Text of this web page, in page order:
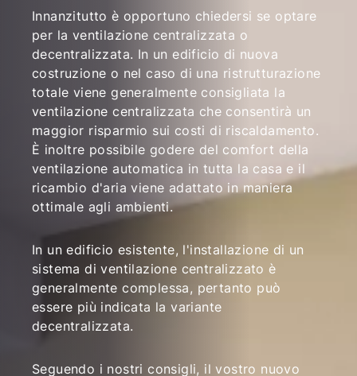
Innanzitutto è opportuno chiedersi se optare
per la ventilazione centralizzata o
decentralizzata. In un edificio di nuova
costruzione o nel caso di una ristrutturazione
totale viene generalmente consigliata la
ventilazione centralizzata che consentirà un
maggior risparmio sui costi di riscaldamento.
È inoltre possibile godere del comfort della
ventilazione automatica in tutta la casa e il
ricambio d'aria viene adattato in maniera
ottimale agli ambienti.
In un edificio esistente, l'installazione di un
sistema di ventilazione centralizzato è
generalmente complessa, pertanto può
essere più indicata la variante
decentralizzata.
Seguendo i nostri consigli, il vostro nuovo